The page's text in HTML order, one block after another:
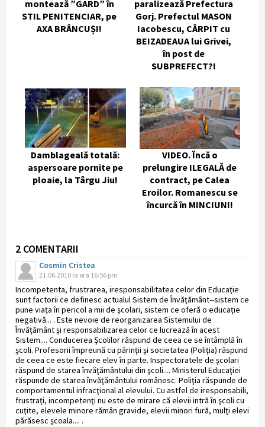
montează ”GARD” în
STIL PENITENCIAR, pe
AXA BRÂNCUȘI!
paralizează Prefectura
Gorj. Prefectul MASON
Iacobescu, CÂRPIT cu
BEIZADEAUA lui Grivei,
în post de
SUBPREFECT?!
Damblageală totală:
aspersoare pornite pe
ploaie, la Târgu Jiu!
VIDEO. Încă o
prelungire ILEGALĂ de
contract, pe Calea
Eroilor. Romanescu se
încurcă în MINCIUNI!
2 COMENTARII
Cosmin Cristea
21.06.2010 la ora 16:56 pm
Incompetenta, frustrarea, iresponsabilitatea celor din Educaţie
sunt factorii ce definesc actualul Sistem de Învăţământ--sistem ce
pune viaţa în pericol a mii de şcolari, sistem ce oferă o educaţie
negativă... . Este nevoie de reorganizarea Sistemului de
Învăţământ şi responsabilizarea celor ce lucrează în acest
Sistem.... Conducerea Şcolilor răspund de ceea ce se întâmplă în
şcoli. Profesorii împreună cu părinţii şi societatea (Poliţia) răspund
de ceea ce este fiecare elev în parte. Inspectoratele de şcolari
răspund de starea învăţământului din şcoli.... Ministerul Educaţiei
răspunde de starea învăţământului românesc. Poliţia răspunde de
comportamentul infracţional al elevului. Cu astfel de iresponsabili,
frustraţi, incompetenţi nu este de mirare că elevii intră în şcoli cu
cuţite, elevele minore rămân gravide, elevii minori fură, mulţi elevi
părăsesc şcoala.... .